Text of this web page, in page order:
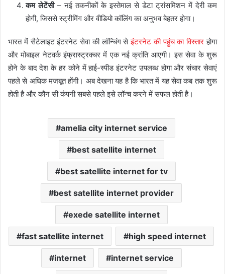
कम लेटेंसी– नई तकनीकों के इस्तेमाल से डेटा ट्रांसमिशन में देरी कम
होगी, जिससे स्ट्रीमिंग और वीडियो कॉलिंग का अनुभव बेहतर होगा।
भारत में सैटेलाइट इंटरनेट सेवा की लॉन्चिंग सेइंटरनेट की पहुंच का विस्तार होगा
और मोबाइल नेटवर्क इंफ्रास्ट्रक्चर में एक नई क्रांति आएगी। इस सेवा के शुरू
होने के बाद देश के हर कोने में हाई-स्पीड इंटरनेट उपलब्ध होगा और संचार सेवाएं
पहले से अधिक मजबूत होंगी। अब देखना यह है कि भारत में यह सेवा कब तक शुरू
होती है और कौन सी कंपनी सबसे पहले इसे लॉन्च करने में सफल होती है।
amelia city internet service
best satellite internet
best satellite internet for tv
best satellite internet provider
exede satellite internet
fast satellite internet high speed internet
internet internet service